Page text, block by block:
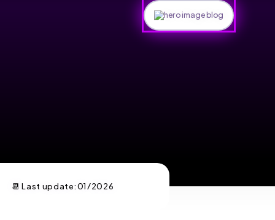
📆 Last update:01/2026